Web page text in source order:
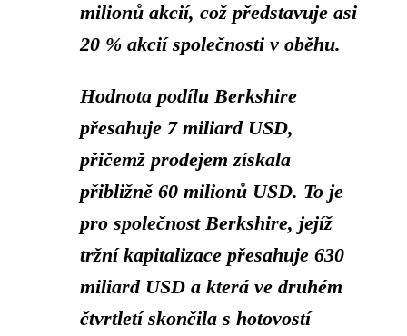
milionů akcií, což představuje asi
20 % akcií společnosti v oběhu.
Hodnota podílu Berkshire
přesahuje 7 miliard USD,
přičemž prodejem získala
přibližně 60 milionů USD. To je
pro společnost Berkshire, jejíž
tržní kapitalizace přesahuje 630
miliard USD a která ve druhém
čtvrtletí skončila s hotovostí